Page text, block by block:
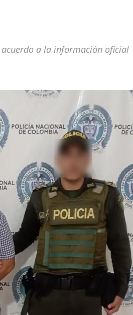
acuerdo a la información oficial